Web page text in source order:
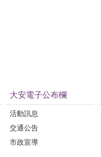
大安電子公布欄
活動訊息
交通公告
市政宣導